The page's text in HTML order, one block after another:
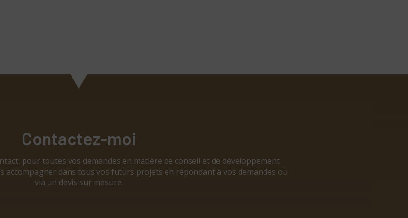
Contactez-moi
pour toutes vos demandes en matière de conseil et de développement
accompagner dans tous vos futurs projets en répondant à vos demandes ou
via un devis sur mesure.